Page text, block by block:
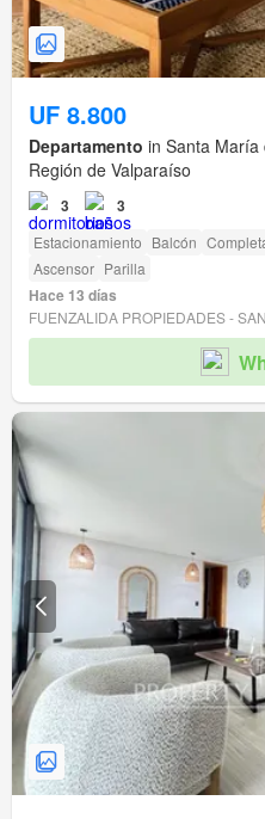
UF 8.800
Departamento in Santa María
Región de Valparaíso
3 3
Estacionamiento Balcón
Ascensor Parilla
Hace 13 días
FUENZALIDA PROPIEDADES -